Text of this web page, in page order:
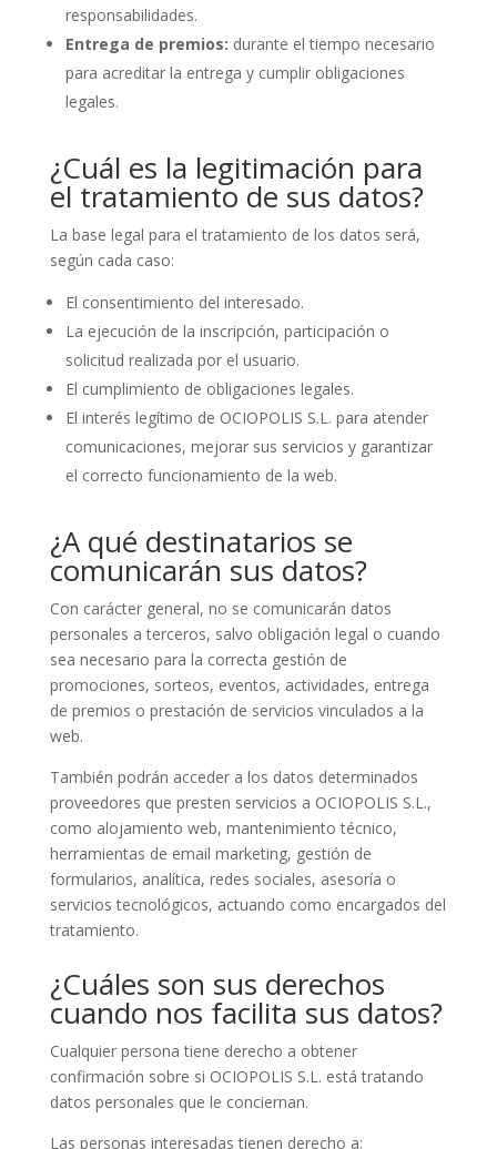
responsabilidades.
Entrega de premios: durante el tiempo necesario
para acreditar la entrega y cumplir obligaciones
legales.
¿Cuál es la legitimación para
el tratamiento de sus datos?
La base legal para el tratamiento de los datos será,
según cada caso:
El consentimiento del interesado.
La ejecución de la inscripción, participación o
solicitud realizada por el usuario.
El cumplimiento de obligaciones legales.
El interés legítimo de OCIOPOLIS S.L. para atender
comunicaciones, mejorar sus servicios y garantizar
el correcto funcionamiento de la web.
¿A qué destinatarios se
comunicarán sus datos?
Con carácter general, no se comunicarán datos
personales a terceros, salvo obligación legal o cuando
sea necesario para la correcta gestión de
promociones, sorteos, eventos, actividades, entrega
de premios o prestación de servicios vinculados a la
web.
También podrán acceder a los datos determinados
proveedores que presten servicios a OCIOPOLIS S.L.,
como alojamiento web, mantenimiento técnico,
herramientas de email marketing, gestión de
formularios, analítica, redes sociales, asesoría o
servicios tecnológicos, actuando como encargados del
tratamiento.
¿Cuáles son sus derechos
cuando nos facilita sus datos?
Cualquier persona tiene derecho a obtener
confirmación sobre si OCIOPOLIS S.L. está tratando
datos personales que le conciernan.
Las personas interesadas tienen derecho a: